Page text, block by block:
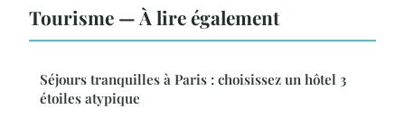
Tourisme — À lire également
Séjours tranquilles à Paris : choisissez un hôtel 3
étoiles atypique